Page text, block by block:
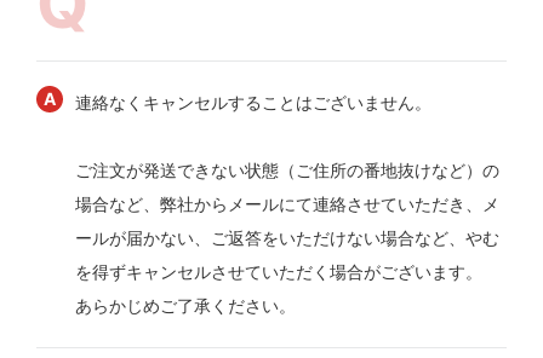
連絡なくキャンセルすることはございません。
ご注文が発送できない状態（ご住所の番地抜けなど）の
場合など、弊社からメールにて連絡させていただき、メ
ールが届かない、ご返答をいただけない場合など、やむ
を得ずキャンセルさせていただく場合がございます。
あらかじめご了承ください。